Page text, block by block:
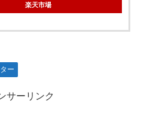
楽天市場
ー
サーリンク